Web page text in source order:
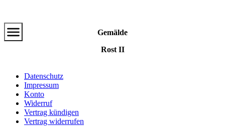
Hauptinhalt
Gemälde
Rost II
Datenschutz
Impressum
Konto
Widerruf
Vertrag kündigen
Vertrag widerrufen